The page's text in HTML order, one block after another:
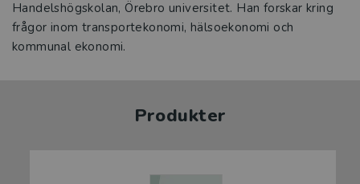
Handelshögskolan, Örebro universitet. Han forskar kring
frågor inom transportekonomi, hälsoekonomi och
kommunal ekonomi.
Produkter